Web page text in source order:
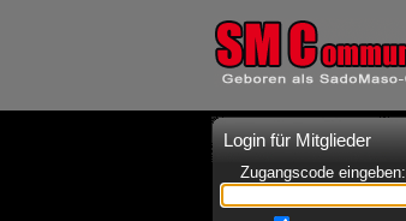
Login für Mitglieder
Zugangscode eingeben: